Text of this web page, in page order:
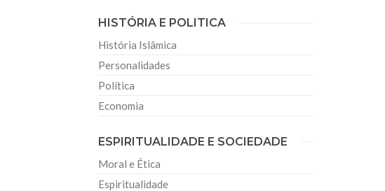
HISTÓRIA E POLITICA
História Islâmica
Personalidades
Política
Economia
ESPIRITUALIDADE E SOCIEDADE
Moral e Ética
Espiritualidade